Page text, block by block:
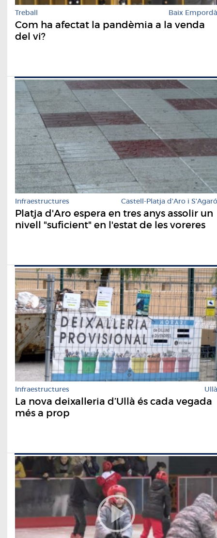
Treball Baix Empordà
Com ha afectat la pandèmia a la venda
del vi?
Infraestructures Castell-Platja d'Aro i S'Agaró
Platja d'Aro espera en tres anys assolir un
nivell "suficient" en l'estat de les voreres
Infraestructures Ullà
La nova deixalleria d’Ullà és cada vegada
més a prop